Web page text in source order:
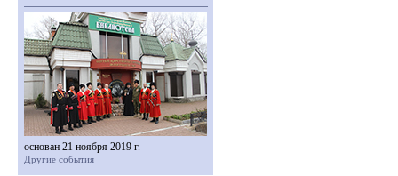
основан 21 ноября 2019 г.
Другие события